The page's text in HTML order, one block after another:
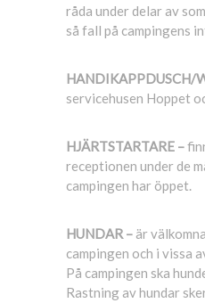
råda under delar av
så fall på campingens
HANDIKAPPDUSCH/
servicehusen Hoppet
HJÄRTSTARTARE –
receptionen under de
campingen har öppet.
HUNDAR – är
campingen och i vissa
På campingen ska
Rastning av hundar